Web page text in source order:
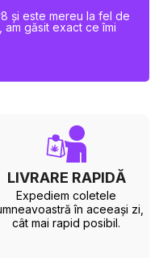
și este mereu la fel de
am găsit exact ce îmi
LIVRARE RAPIDĂ
Expediem coletele
în aceeași zi,
cât mai rapid posibil.